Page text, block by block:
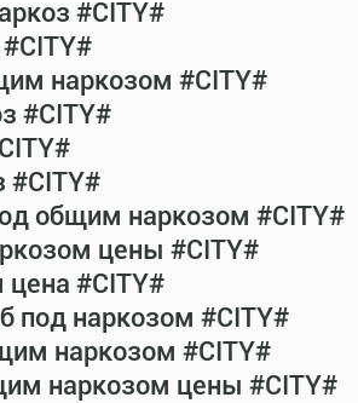
#CITY#
наркозом #CITY#
#CITY#
#CITY#
общим наркозом #CITY#
цены #CITY#
#CITY#
под наркозом #CITY#
наркозом #CITY#
наркозом цены #CITY#